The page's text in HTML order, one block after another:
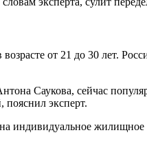
от 21 до 30 лет.
Саукова, сейчас
эксперт.